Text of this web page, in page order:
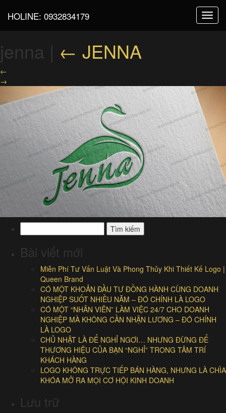
HOLINE: 0932834179
jenna | ← JENNA
←
→
kiếm
cho:
Bài viết mới
Miễn Phí Tư Vấn Luật Và Phong Thủy Khi Thiết Kế Logo |
Queen Brand
CÓ MỘT KHOẢN ĐẦU TƯ ĐỒNG HÀNH CÙNG DOANH
NGHIỆP SUỐT NHIỀU NĂM – ĐÓ CHÍNH LÀ LOGO
CÓ MỘT “NHÂN VIÊN” LÀM VIỆC 24/7 CHO DOANH
NGHIỆP MÀ KHÔNG CẦN NHẬN LƯƠNG – ĐÓ CHÍNH
LÀ LOGO
CHỦ NHẬT LÀ ĐỂ NGHỈ NGƠI… NHƯNG ĐỪNG ĐỂ
THƯƠNG HIỆU CỦA BẠN “NGHỈ” TRONG TÂM TRÍ
KHÁCH HÀNG
LOGO KHÔNG TRỰC TIẾP BÁN HÀNG, NHƯNG LÀ CHÌA
KHÓA MỞ RA MỌI CƠ HỘI KINH DOANH
Lưu trữ